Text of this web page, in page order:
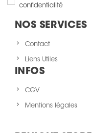
confidentialité
NOS SERVICES
Contact
Liens Utiles
INFOS
CGV
Mentions légales